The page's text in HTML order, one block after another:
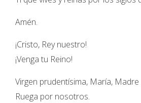
Amén.
¡Cristo, Rey nuestro!
¡Venga tu Reino!
Virgen prudentísima, María, Madre
Ruega por nosotros.